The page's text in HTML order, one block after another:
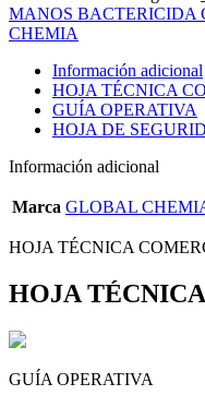
MANOS BACTERICIDA
CHEMIA
Información adicional
HOJA TÉCNICA
GUÍA OPERATIVA
HOJA DE
Información adicional
Marca GLOBAL
HOJA TÉCNICA
HOJA
GUÍA OPERATIVA